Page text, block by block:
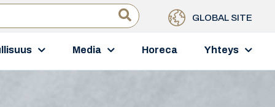
GLOBAL SITE
Media Horeca Yhteys